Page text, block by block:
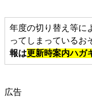
年度の切り替え等に
ってしまっているお
報は更新時案内ハガ
広告